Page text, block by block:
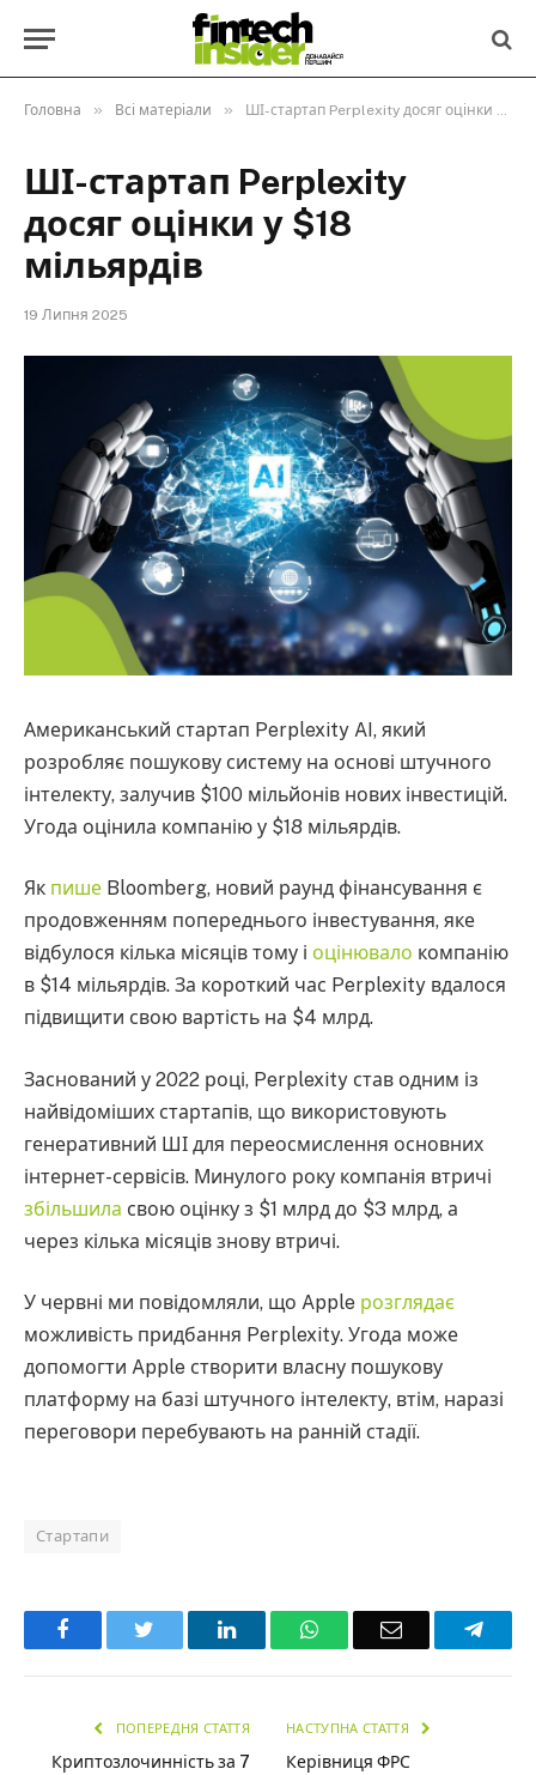
Головна » Всі матеріали » ШІ-стартап Perplexity досяг оцінки у $18 мільярдів
ШІ-стартап Perplexity
досяг оцінки у $18
мільярдів
19 Липня 2025
Американський стартап Perplexity AI, який
розробляє пошукову систему на основі штучного
інтелекту, залучив $100 мільйонів нових інвестицій.
Угода оцінила компанію у $18 мільярдів.
Як пише Bloomberg, новий раунд фінансування є
продовженням попереднього інвестування, яке
відбулося кілька місяців тому і оцінювало компанію
в $14 мільярдів. За короткий час Perplexity вдалося
підвищити свою вартість на $4 млрд.
Заснований у 2022 році, Perplexity став одним із
найвідоміших стартапів, що використовують
генеративний ШІ для переосмислення основних
інтернет-сервісів. Минулого року компанія втричі
збільшила свою оцінку з $1 млрд до $3 млрд, а
через кілька місяців знову втричі.
У червні ми повідомляли, що Apple розглядає
можливість придбання Perplexity. Угода може
допомогти Apple створити власну пошукову
платформу на базі штучного інтелекту, втім, наразі
переговори перебувають на ранній стадії.
Стартапи
Facebook LinkedInWhatsAppEmail
ПОПЕРЕДНЯ СТАТТЯ
Криптозлочинність за 7
НАСТУПНА СТАТТЯ
Керівниця ФРС